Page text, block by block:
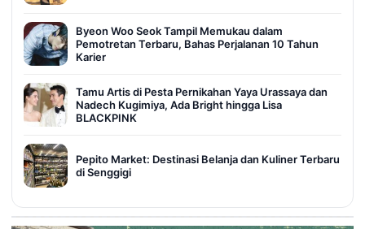
Byeon Woo Seok Tampil Memukau dalam
Pemotretan Terbaru, Bahas Perjalanan 10 Tahun
Karier
Tamu Artis di Pesta Pernikahan Yaya Urassaya dan
Nadech Kugimiya, Ada Bright hingga Lisa
BLACKPINK
Pepito Market: Destinasi Belanja dan Kuliner Terbaru
di Senggigi